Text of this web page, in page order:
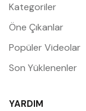
Kategoriler
Öne Çıkanlar
Popüler Videolar
Son Yüklenenler
YARDIM